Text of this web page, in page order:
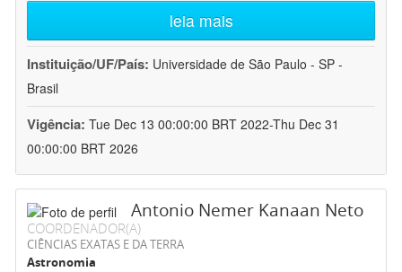
leia mais
Instituição/UF/País: Universidade de São Paulo - SP -
Brasil
Vigência: Tue Dec 13 00:00:00 BRT 2022-Thu Dec 31
00:00:00 BRT 2026
Antonio Nemer Kanaan Neto
COORDENADOR(A)
CIÊNCIAS EXATAS E DA TERRA
Astronomia